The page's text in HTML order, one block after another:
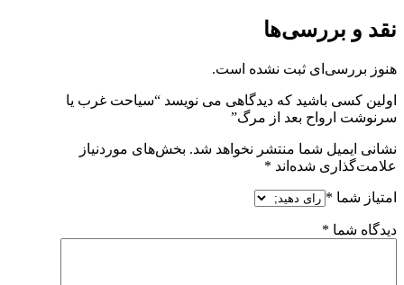
نقد و بررسی‌ها
هنوز بررسی‌ای ثبت نشده است.
اولین کسی باشید که دیدگاهی می نویسد “سیاحت غرب یا
سرنوشت ارواح بعد از مرگ”
نشانی ایمیل شما منتشر نخواهد شد. بخش‌های موردنیاز
علامت‌گذاری شده‌اند *
امتیاز شما *
دیدگاه شما *